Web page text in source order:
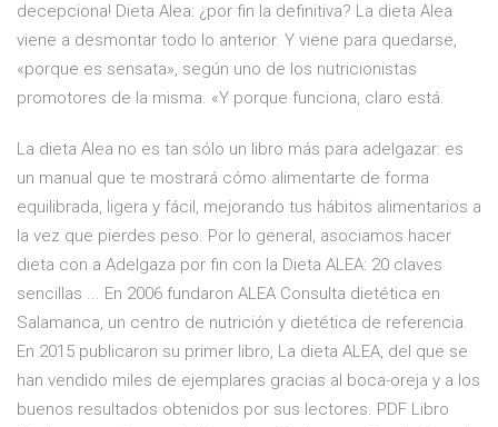
decepciona! Dieta Alea: ¿por fin la definitiva? La dieta Alea
viene a desmontar todo lo anterior. Y viene para quedarse,
«porque es sensata», según uno de los nutricionistas
promotores de la misma. «Y porque funciona, claro está.
La dieta Alea no es tan sólo un libro más para adelgazar: es
un manual que te mostrará cómo alimentarte de forma
equilibrada, ligera y fácil, mejorando tus hábitos alimentarios a
la vez que pierdes peso. Por lo general, asociamos hacer
dieta con a Adelgaza por fin con la Dieta ALEA: 20 claves
sencillas ... En 2006 fundaron ALEA Consulta dietética en
Salamanca, un centro de nutrición y dietética de referencia.
En 2015 publicaron su primer libro, La dieta ALEA, del que se
han vendido miles de ejemplares gracias al boca-oreja y a los
buenos resultados obtenidos por sus lectores. PDF Libro